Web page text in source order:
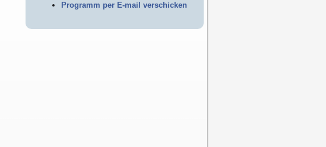
Programm per E-mail verschicken